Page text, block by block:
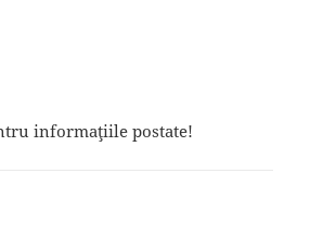
informaţiile postate!